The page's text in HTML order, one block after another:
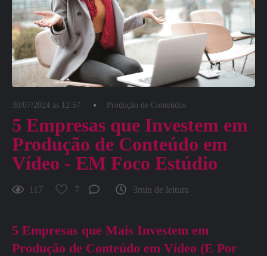
30/07/2024 às 12:57 Produção de Conteúdos
5 Empresas que Investem em
Produção de Conteúdo em
Vídeo - EM Foco Estúdio
117 7 3min de leitura
5 Empresas que Mais Investem em
Produção de Conteúdo em Vídeo (E Por